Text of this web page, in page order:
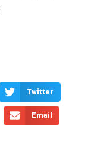
Twitter
Email